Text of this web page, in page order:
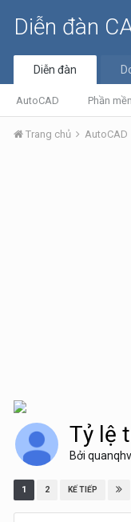
Diễn đàn
Diễn đàn
AutoCAD Phần
Trang chủ AutoCAD
Tỷ lệ
Bởi quanqhv
1 2 KẾ TIẾP